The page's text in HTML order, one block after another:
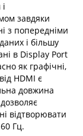
завдяки
з попередніми
і більшу
в Display Port
як графічні,
HDMI є
довжина
відтворювати
Гц.